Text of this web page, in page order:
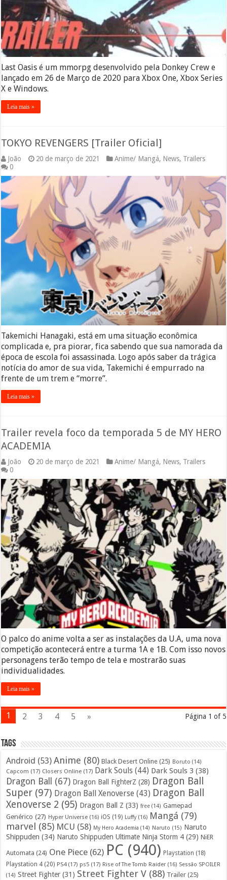
Last Oasis é um mmorpg desenvolvido pela Donkey Crew e
lançado em 26 de Março de 2020 para Xbox One, Xbox Series
X e Windows.
Leia mais »
TOKYO REVENGERS [Trailer Oficial]
João 20 de março de 2021 Anime/ Mangá, News, Trailers
0
Takemichi Hanagaki, está em uma situação econômica
complicada e, pra piorar, fica sabendo que sua namorada da
época de escola foi assassinada. Logo após saber da trágica
notícia do amor de sua vida, Takemichi é empurrado na
frente de um trem e “morre”.
Leia mais »
Trailer revela foco da temporada 5 de MY HERO
ACADEMIA
João 20 de março de 2021 Anime/ Mangá, News, Trailers
0
O palco do anime volta a ser as instalações da U.A, uma nova
competição acontecerá entre a turma 1A e 1B. Com isso novos
personagens terão tempo de tela e mostrarão suas
individualidades.
Leia mais »
Página 1 of 5
1 2 3 4 5 »
Tags
Android (53) Anime (80) Black Desert Online (25) Boruto (14)
Capcom (17) Closers Online (17) Dark Souls (44) Dark Souls 3 (38)
Dragon Ball (67) Dragon Ball FighterZ (28) Dragon Ball
Super (97) Dragon Ball Xenoverse (43) Dragon Ball
Xenoverse 2 (95) Dragon Ball Z (33) free (14) Gamepad
Genérico (27) Hyper Universe (16) iOS (19) Luffy(16) Mangá (79)
marvel (85) MCU (58) My Hero Academia (14) Naruto (15) Naruto
Shippuden (34) Naruto Shippuden Ultimate Ninja Storm 4 (29) NiER
Automata (24) One Piece (62) PC (940) Playstation (18)
Playstation 4 (20) PS4(17) ps5 (17) Rise of The Tomb Raider (16) Sessão SPOILER
(14) Street Fighter (31) Street Fighter V (88) Trailer (25)